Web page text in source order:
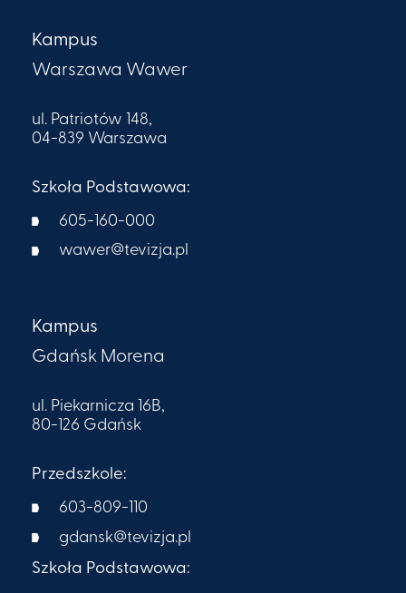
Kampus
Warszawa Wawer
ul. Patriotów 148,
04-839 Warszawa
Szkoła Podstawowa:
605-160-000​
wawer@tevizja.pl
Kampus
Gdańsk Morena
ul. Piekarnicza 16B,
80-126 Gdańsk
Przedszkole:
603-809-110
gdansk@tevizja.pl
Szkoła Podstawowa: